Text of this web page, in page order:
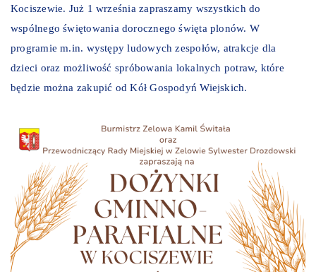
Kociszewie. Już 1 września zapraszamy wszystkich do
wspólnego świętowania dorocznego święta plonów. W
programie m.in. występy ludowych zespołów, atrakcje dla
dzieci oraz możliwość spróbowania lokalnych potraw, które
będzie można zakupić od Kół Gospodyń Wiejskich.